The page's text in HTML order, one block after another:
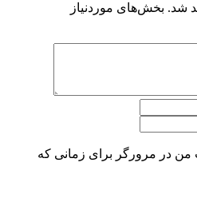
شد. بخش‌های موردنیاز
من در مرورگر برای زمانی که